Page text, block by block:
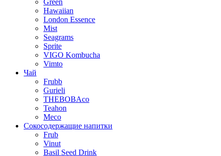
Hawaiian
London Essence
Mist
Seagrams
Sprite
VIGO Kombucha
Vimto
Чай
Frubb
Gurieli
THEBOBAco
Teahon
Meco
Сокосодержащие напитки
Frub
Vinut
Basil Seed Drink